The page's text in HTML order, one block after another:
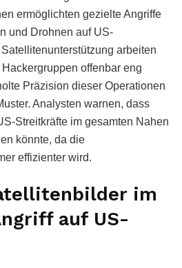
ermöglichten gezielte Angriffe
und Drohnen auf US-
arbeiten
offenbar eng
Präzision dieser Operationen
Analysten warnen, dass
Streitkräfte im gesamten Nahen
könnte, da die
effizienter wird.
im
auf US-